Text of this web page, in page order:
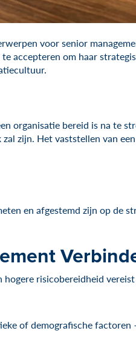
voor senior
accepteren om haar
organisatie bereid is na te
zijn. Het vaststellen van
en afgestemd zijn op de
risicobereidheid
of demografische